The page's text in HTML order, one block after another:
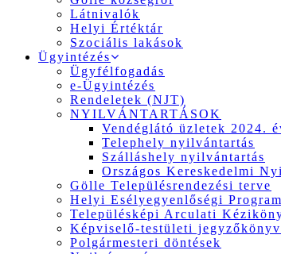
Látnivalók
Helyi Értéktár
Szociális lakások
Ügyintézés
Ügyfélfogadás
e-Ügyintézés
Rendeletek (NJT)
NYILVÁNTARTÁSOK
Vendéglátó üzletek 2024.
Telephely nyilvántartás
Szálláshely nyilvántartás
Országos Kereskedelmi
Gölle Településrendezési terve
Helyi Esélyegyenlőségi
Településképi Arculati
Képviselő-testületi
Polgármesteri döntések